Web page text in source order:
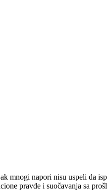
mnogi napori nisu uspeli da
pravde i suočavanja sa